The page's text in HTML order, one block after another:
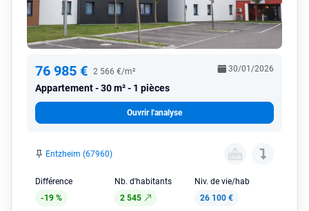
76 985 € 2 566 €/m²
Appartement 30 m² - 1 pièces
30/01/2026
Ouvrir l'analyse
Entzheim (67960)
Différence
-19 %
Nb. d'habitants
2 545
Niv. de vie/hab
26 100 €